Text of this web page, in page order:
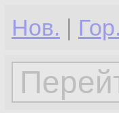
Нов. | Гор.